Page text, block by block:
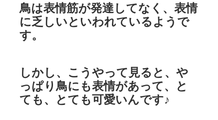
鳥は表情筋が発達してなく、表情
に乏しいといわれているようで
す。
しかし、こうやって見ると、や
っぱり鳥にも表情があって、と
ても、とても可愛いんです♪